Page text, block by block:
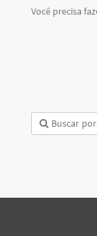
Você precisa